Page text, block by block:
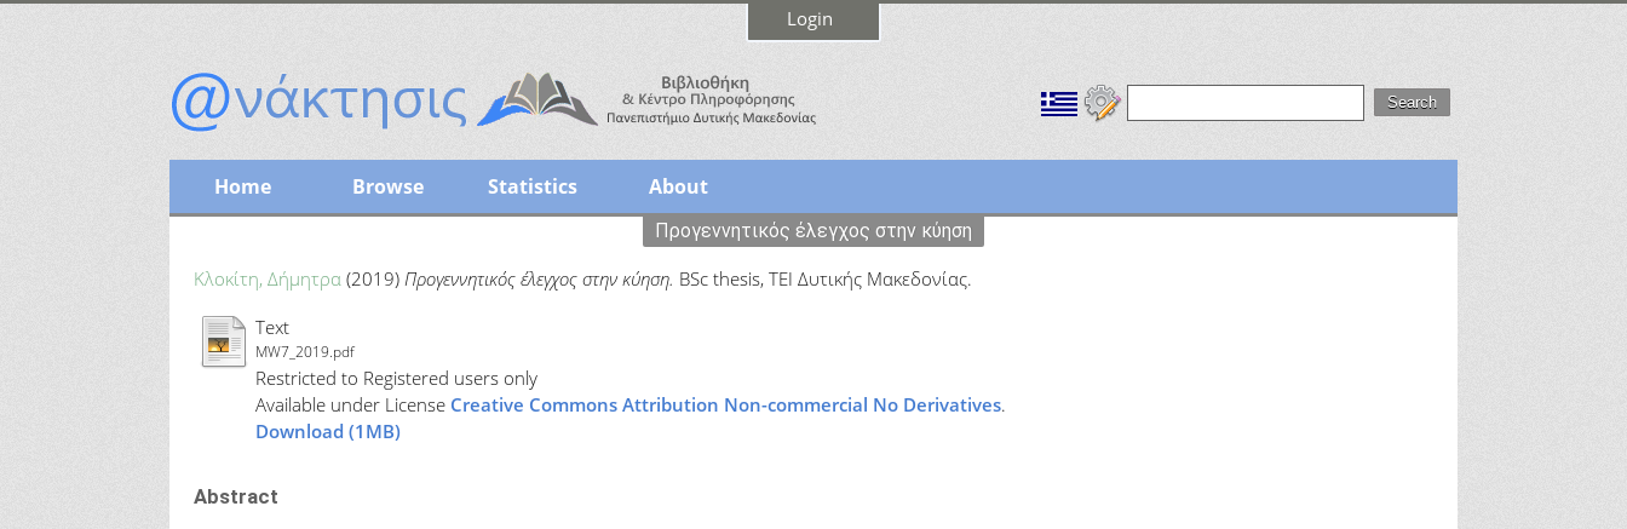
Login
Home Browse Statistics About
Προγεννητικός έλεγχος στην κύηση
Κλοκίτη, Δήμητρα (2019) Προγεννητικός έλεγχος στην κύηση. BSc thesis, ΤΕΙ Δυτικής Μακεδονίας.
Text
MW7_2019.pdf
Restricted to Registered users only
Available under License Creative Commons Attribution Non-commercial No Derivatives.
Download (1MB)
Abstract